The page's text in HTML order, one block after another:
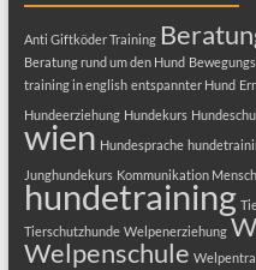
Anti Giftköder Training
Beratung rund um den Hund
training in english entspannter Hund
Hundeerziehung Hundekurs
wien Hundesprache
Junghundekurs Kommunikation
hundetraining
Tierschutzhunde Welpenerziehung
Welpenschule